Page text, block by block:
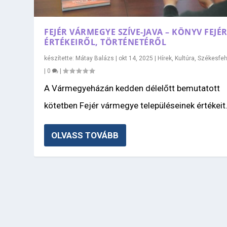
FEJÉR VÁRMEGYE SZÍVE-JAVA – KÖNYV FEJÉR
ÉRTÉKEIRŐL, TÖRTÉNETÉRŐL
készítette: Mátay Balázs okt 14, 2025 Hírek, Kultúra,
0 |
A Vármegyeházán kedden délelőtt bemutatott
kötetben Fejér vármegye településeinek
OLVASS TOVÁBB